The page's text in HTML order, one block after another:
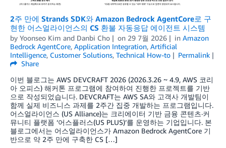
2주 만에 Strands SDK와 Amazon Bedrock AgentCore로 구
현한 어스얼라이언스의 CS 환불 자동응답 에이전트 시스템
by Yoonseo Kim and Danbi Cho on 29 7월 2026 in Amazon
Bedrock AgentCore, Application Integration, Artificial
Intelligence, Customer Solutions, Technical How-to
Permalink
Share
이번 블로그는 AWS DEVCRAFT 2026 (2026.3.26 ~ 4.9, AWS 코리
아 오피스) 해커톤 프로그램에 참여하여 진행한 프로젝트를 기반
으로 작성되었습니다. DEVCRAFT는 AWS SA와 고객사 개발팀이
함께 실제 비즈니스 과제를 2주간 집중 개발하는 프로그램입니다.
어스얼라이언스 (US Alliance)는 크리에이터 기반 금융 콘텐츠·커
뮤니티 플랫폼 ‘어스플러스(US PLUS)’를 운영하는 기업입니다. 본
블로그에서는 어스얼라이언스가 Amazon Bedrock AgentCore 기
반으로 약 2주 만에 구축한 CS […]